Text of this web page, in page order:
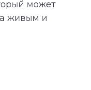
может
живым и